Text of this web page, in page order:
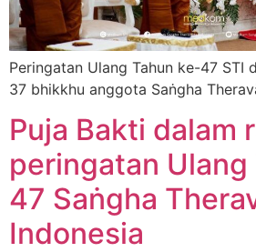
Peringatan Ulang Tahun ke-47 STI
37 bhikkhu anggota Saṅgha
Puja Bakti dalam
peringatan Ulang
47 Saṅgha
Indonesia